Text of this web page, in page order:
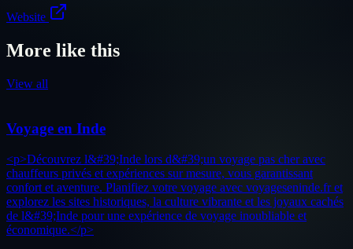
Website
More like this
View all
Voyage en Inde
<p>Découvrez l&#39;Inde lors d&#39;un voyage pas cher avec
chauffeurs privés et expériences sur mesure, vous garantissant
confort et aventure. Planifiez votre voyage avec voyageseninde.fr et
explorez les sites historiques, la culture vibrante et les joyaux cachés
de l&#39;Inde pour une expérience de voyage inoubliable et
économique.</p>